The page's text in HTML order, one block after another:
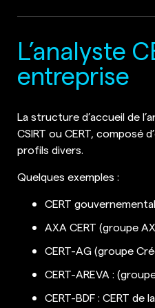
L’analyste
entreprise
La structure d’accueil de
CSIRT ou CERT, composé
profils divers.
Quelques exemples :
CERT gouvernemental
AXA CERT (groupe
CERT-AG (groupe
CERT-AREVA :
CERT-BDF : CERT de